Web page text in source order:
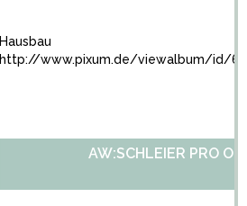
Hausbau
http://www.pixum.de/viewalbum/id/
AW:SCHLEIER PRO